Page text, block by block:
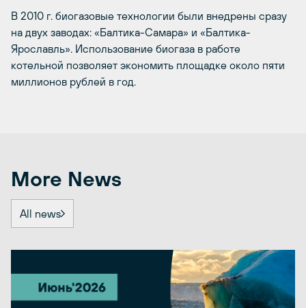
В 2010 г. биогазовые технологии были внедрены сразу
на двух заводах: «Балтика-Самара» и «Балтика-
Ярославль». Использование биогаза в работе
котельной позволяет экономить площадке около пяти
миллионов рублей в год.
More News
All news